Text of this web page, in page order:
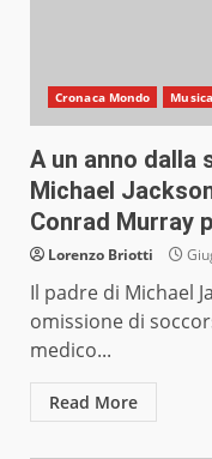
Cronaca Mondo Musica
A un anno dalla
Michael
Conrad Murray
Lorenzo Briotti
Il padre di Michael
omissione di
medico...
Read More